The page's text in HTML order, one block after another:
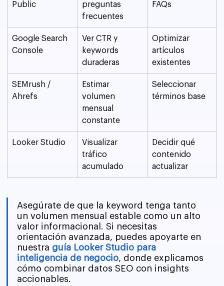
Public
preguntas
frecuentes
FAQs
Google Search
Console
Ver CTR y
keywords
duraderas
Optimizar
artículos
existentes
SEMrush /
Ahrefs
Estimar
volumen
mensual
constante
Seleccionar
términos base
Looker Studio
Visualizar
tráfico
acumulado
Decidir qué
contenido
actualizar
Asegúrate de que la keyword tenga tanto
un volumen mensual estable como un alto
valor informacional. Si necesitas
orientación avanzada, puedes apoyarte en
nuestra guía Looker Studio para
inteligencia de negocio, donde explicamos
cómo combinar datos SEO con insights
accionables.